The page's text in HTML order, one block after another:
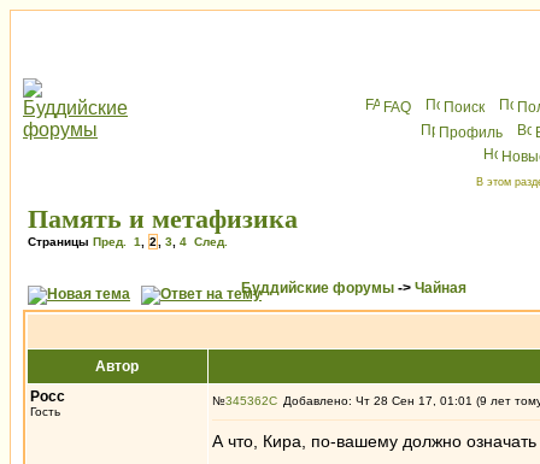
FAQ Поиск
Профиль
В этом
Память и метафизика
Страницы Пред. 1 2 3 4 След.
Буддийские форумы -> Чайная
Автор
Росс
Гость
№345362 Добавлено: Чт 28 Сен 17, 01:01 (9 лет
А что, Кира, по-вашему должно